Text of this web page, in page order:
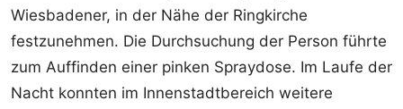
Wiesbadener, in der Nähe der Ringkirche
festzunehmen. Die Durchsuchung der Person führte
zum Auffinden einer pinken Spraydose. Im Laufe der
Nacht konnten im Innenstadtbereich weitere